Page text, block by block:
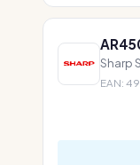
Sharp
EAN: